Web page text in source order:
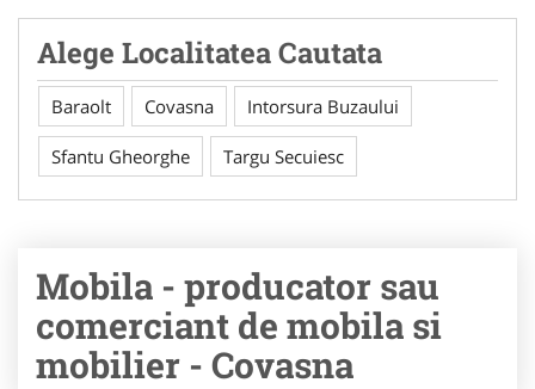
Alege Localitatea Cautata
Baraolt Covasna Intorsura Buzaului
Sfantu Gheorghe Targu Secuiesc
Mobila - producator sau
comerciant de mobila si
mobilier - Covasna